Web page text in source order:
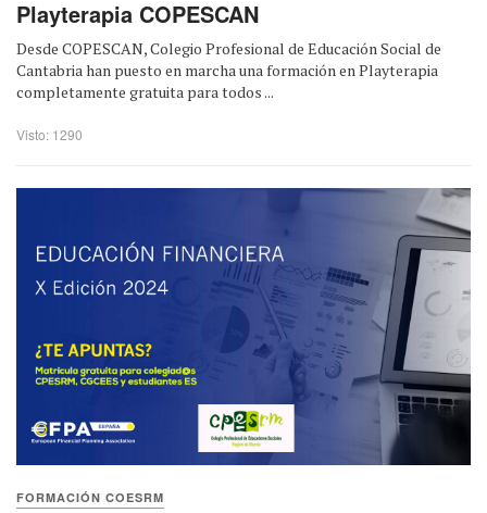
Playterapia COPESCAN
Desde COPESCAN, Colegio Profesional de Educación Social de
Cantabria han puesto en marcha una formación en Playterapia
completamente gratuita para todos ...
Visto: 1290
FORMACIÓN COESRM